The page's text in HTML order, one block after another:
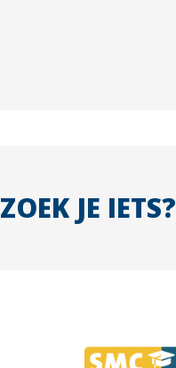
ZOEK JE IETS?